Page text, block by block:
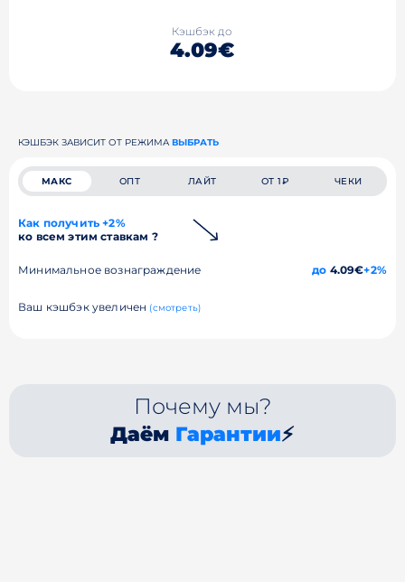
Кэшбэк до
4.09€
КЭШБЭК ЗАВИСИТ ОТ РЕЖИМА ВЫБРАТЬ
МАКС ОПТ ЛАЙТ ОТ 1₽ ЧЕКИ
Как получить +2%
ко всем этим ставкам ?
Минимальное вознаграждение до 4.09€+2%
Ваш кэшбэк увеличен (смотреть)
Почему мы?
Даём Гарантии⚡